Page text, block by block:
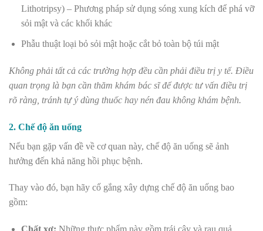
Lithotripsy) – Phương pháp sử dụng sóng xung kích để phá vỡ
sỏi mật và các khối khác
Phẫu thuật loại bỏ sỏi mật hoặc cắt bỏ toàn bộ túi mật
Không phải tất cả các trường hợp đều cần phải điều trị y tế. Điều
quan trọng là bạn cần thăm khám bác sĩ để được tư vấn điều trị
rõ ràng, tránh tự ý dùng thuốc hay nén đau không khám bệnh.
2. Chế độ ăn uống
Nếu bạn gặp vấn đề về cơ quan này, chế độ ăn uống sẽ ảnh
hưởng đến khả năng hồi phục bệnh.
Thay vào đó, bạn hãy cố gắng xây dựng chế độ ăn uống bao
gồm: